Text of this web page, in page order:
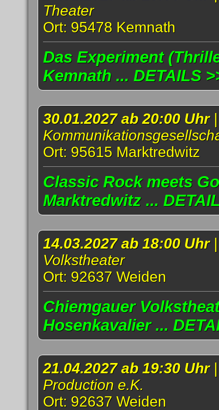
Theater
Ort: 95478 Kemnath
Das Experiment
Kemnath ... DETAILS
30.01.2027 ab 20:00 Uhr
Ort: 95615 Marktredwitz
Classic Rock meets
Marktredwitz ...
14.03.2027 ab 18:00 Uhr
Volkstheater
Ort: 92637 Weiden
Chiemgauer
Hosenkavalier ...
21.04.2027 ab 19:30 Uhr
Production e.K.
Ort: 92637 Weiden